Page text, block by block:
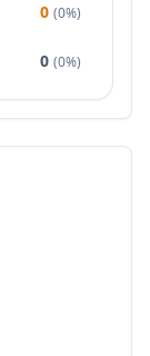
0 (0%)
0 (0%)